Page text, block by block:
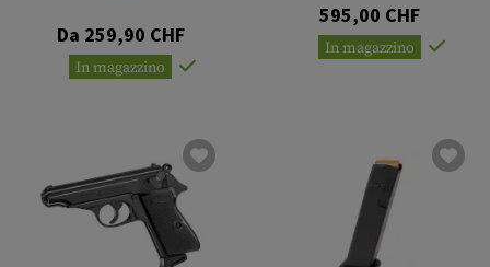
Da 259,90 CHF
In magazzino
595,00 CHF
In magazzino